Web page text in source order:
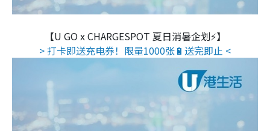
【U GO x CHARGESPOT 夏日消暑企划⚡】
> 打卡即送充电券！限量1000张🔋送完即止 <